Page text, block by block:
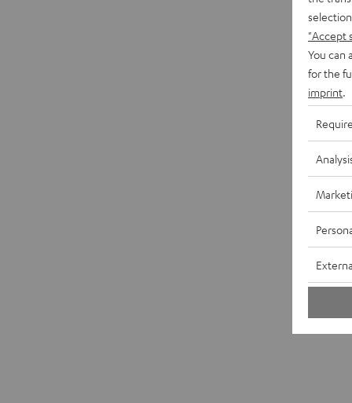
"Accept
You can
for the
imprint.